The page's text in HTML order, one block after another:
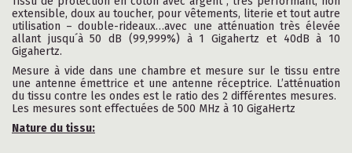
extensible, doux au toucher, pour vêtements, literie et tout autre
utilisation – double-rideaux…avec une atténuation très élevée
allant jusqu´à 50 dB (99,999%) à 1 Gigahertz et 40dB à 10
Gigahertz.
Mesure à vide dans une chambre et mesure sur le tissu entre
une antenne émettrice et une antenne réceptrice. L’atténuation
du tissu contre les ondes est le ratio des 2 différentes mesures.
Les mesures sont effectuées de 500 MHz à 10 GigaHertz
Nature du tissu: